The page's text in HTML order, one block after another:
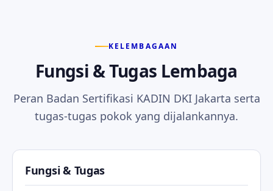
KELEMBAGAAN
Fungsi & Tugas Lembaga
Peran Badan Sertifikasi KADIN DKI Jakarta serta
tugas-tugas pokok yang dijalankannya.
Fungsi & Tugas